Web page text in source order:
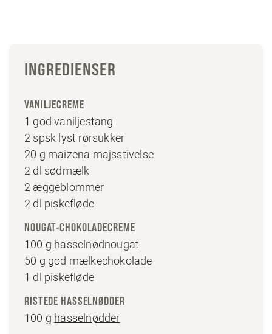
INGREDIENSER
VANILJECREME
1 god vaniljestang
2 spsk lyst rørsukker
20 g maizena majsstivelse
2 dl sødmælk
2 æggeblommer
2 dl piskefløde
NOUGAT-CHOKOLADECREME
100 g hasselnødnougat
50 g god mælkechokolade
1 dl piskefløde
RISTEDE HASSELNØDDER
100 g hasselnødder